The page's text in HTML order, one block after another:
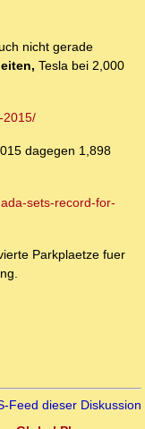
nicht gerade
Tesla bei 2,000
2015/
dagegen 1,898
sets-record-for-
Parkplaetze fuer
Feed dieser Diskussion